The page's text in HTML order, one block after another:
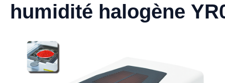
humidité halogène